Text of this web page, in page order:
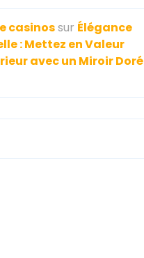
casinossur Élégance
: Mettez en Valeur
avec un Miroir Doré